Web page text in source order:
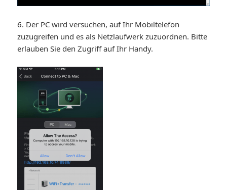
6. Der PC wird versuchen, auf Ihr Mobiltelefon
zuzugreifen und es als Netzlaufwerk zuzuordnen. Bitte
erlauben Sie den Zugriff auf Ihr Handy.